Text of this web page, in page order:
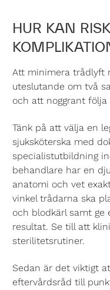
HUR KAN
Att minimera trådlyft
uteslutande om två
och att noggrant följa
Tänk på att välja en
sjuksköterska med
specialistutbildning
behandlare har en
anatomi och vet
vinkel trådarna ska
och blodkärl samt
resultat. Se till att
sterilitetsrutiner.
Sedan är det viktigt
eftervårdsråd till